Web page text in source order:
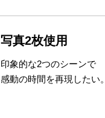
写真2枚使用
印象的な2つのシーンで
感動の時間を再現したい。